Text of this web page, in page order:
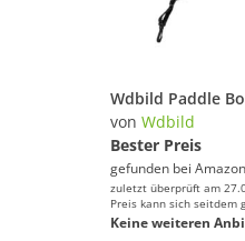
von Wdbild
Bester Preis
gefunden bei Amazon
zuletzt überprüft am
Preis kann sich seitdem
Keine weiteren